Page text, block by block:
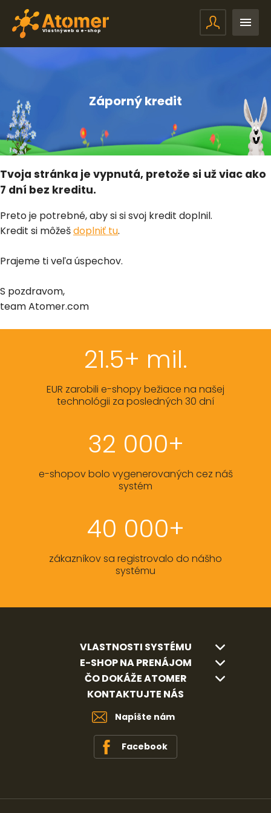
Vlastný web a e-shop
Záporný kredit
Tvoja stránka je vypnutá, pretože si už viac ako
7 dní bez kreditu.
Preto je potrebné, aby si si svoj kredit doplnil.
Kredit si môžešdoplniť tu.
Prajeme ti veľa úspechov.
S pozdravom,
team Atomer.com
21.5+ mil.
EUR zarobili e-shopy bežiace na našej
technológii za posledných 30 dní
32 000+
e-shopov bolo vygenerovaných cez náš
systém
40 000+
zákazníkov sa registrovalo do nášho
systému
VLASTNOSTI SYSTÉMU
E-SHOP NA PRENÁJOM
ČO DOKÁŽE ATOMER
KONTAKTUJTE NÁS
Napíšte nám
Facebook